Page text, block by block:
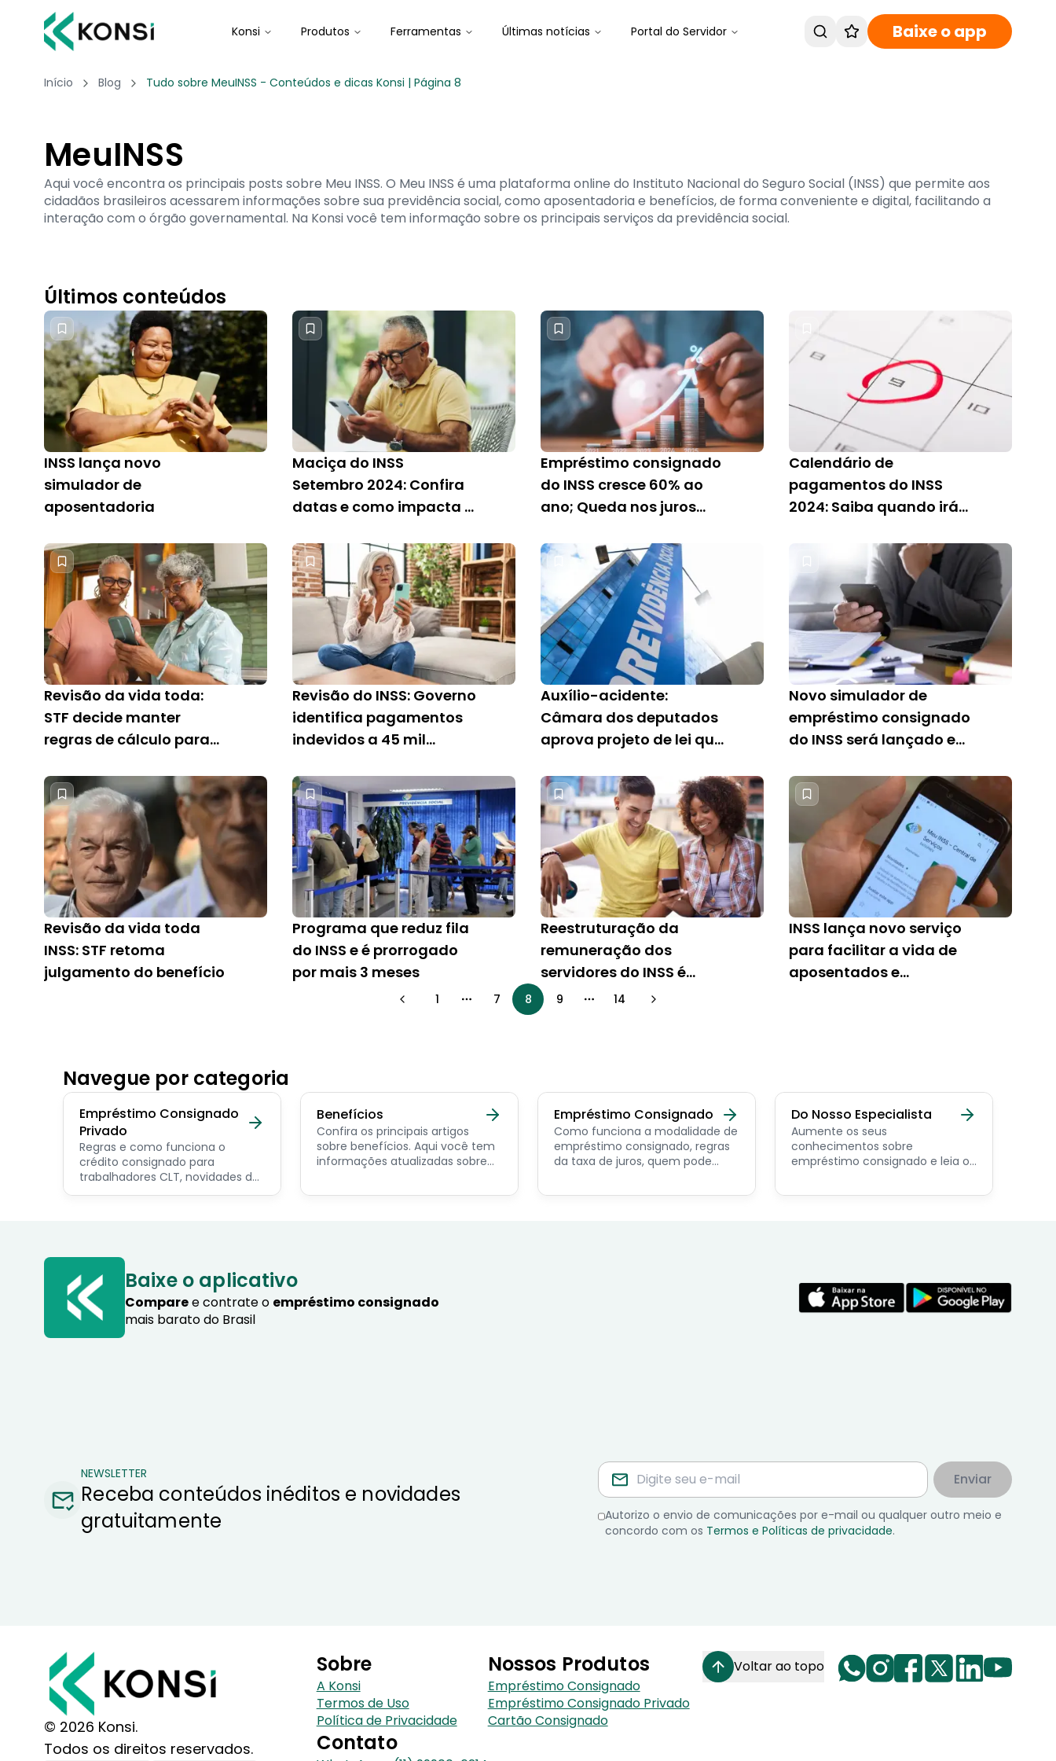
Konsi Produtos Ferramentas Últimas notícias Portal do Servidor Baixe o app
Início Blog Tudo sobre MeuINSS - Conteúdos e dicas Konsi | Página 8
MeuINSS
Aqui você encontra os principais posts sobre Meu INSS. O Meu INSS é uma plataforma online do Instituto Nacional do Seguro Social (INSS) que permite aos
cidadãos brasileiros acessarem informações sobre sua previdência social, como aposentadoria e benefícios, de forma conveniente e digital, facilitando a
interação com o órgão governamental. Na Konsi você tem informação sobre os principais serviços da previdência social.
Últimos conteúdos
INSS lança novo
simulador de
aposentadoria
Maciça do INSS
Setembro 2024: Confira
datas e como impacta o
consignado
Empréstimo consignado
do INSS cresce 60% ao
ano; Queda nos juros
Calendário de
pagamentos do INSS
2024: Saiba quando irá
Revisão da vida toda:
STF decide manter
regras de cálculo para
Revisão do INSS: Governo
identifica pagamentos
indevidos a 45 mil
Auxílio-acidente:
Câmara dos deputados
aprova projeto de lei que
consignado
Novo simulador de
empréstimo consignado
do INSS será lançado em
Revisão da vida toda
INSS: STF retoma
julgamento do benefício
Programa que reduz fila
do INSS e é prorrogado
por mais 3 meses
Reestruturação da
remuneração dos
servidores do INSS é
aprovada
INSS lança novo serviço
para facilitar a vida de
aposentados e
1 More pages
7 8 9 More pages
14
Navegue por categoria
Empréstimo Consignado
Privado
Regras e como funciona o
crédito consignado para
trabalhadores CLT, novidades do
programa Crédito do
Benefícios
Confira os principais artigos
sobre benefícios. Aqui você tem
informações atualizadas sobre
servidor público, aposentado,
Empréstimo Consignado
Como funciona a modalidade de
empréstimo consignado, regras
da taxa de juros, quem pode
simular online.
Do Nosso Especialista
Aumente os seus
conhecimentos sobre
empréstimo consignado e leia os
economista especialista no
Baixe o aplicativo
Comparee contrate o empréstimo consignado
mais barato do Brasil
NEWSLETTER
Receba conteúdos inéditos e novidades
gratuitamente
Enviar
Autorizo o envio de comunicações por e-mail ou qualquer outro meio e
concordo com os Termos e Políticas de privacidade.
© 2026 Konsi.
Todos os direitos reservados.
Sobre
A Konsi
Termos de Uso
Política de Privacidade
Contato
Nossos Produtos
Empréstimo Consignado
Empréstimo Consignado Privado
Cartão Consignado
Voltar ao topo